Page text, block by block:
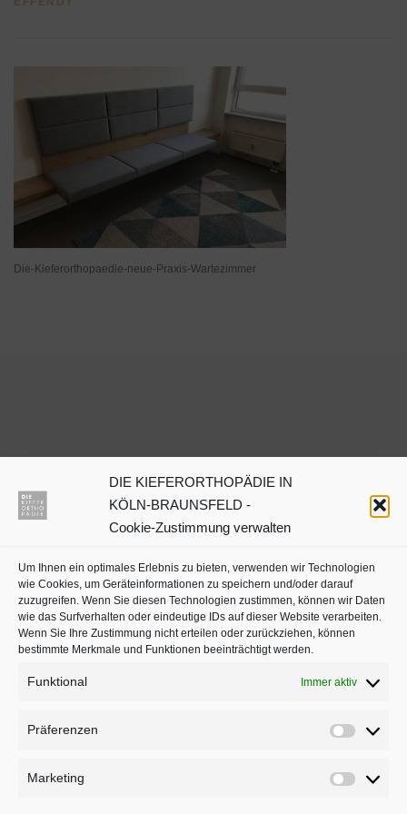
DIE KIEFERORTHOPÄDIE IN
KÖLN-BRAUNSFELD -
Cookie-Zustimmung verwalten
Um Ihnen ein optimales Erlebnis zu bieten, verwenden wir Technologien
wie Cookies, um Geräteinformationen zu speichern und/oder darauf
zuzugreifen. Wenn Sie diesen Technologien zustimmen, können wir Daten
wie das Surfverhalten oder eindeutige IDs auf dieser Website verarbeiten.
Wenn Sie Ihre Zustimmung nicht erteilen oder zurückziehen, können
bestimmte Merkmale und Funktionen beeinträchtigt werden.
Funktional Immer aktiv
Präferenzen
Marketing
Marketing
Die-Kieferorthopaedie-neue-Praxis-Wartezimmer
Dr. Julia Neuschulz
Kieferorthopäden oder
Zahnärzte mit Schwerpunkt
in Köln aufjameda